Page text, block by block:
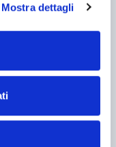
Mostra dettagli